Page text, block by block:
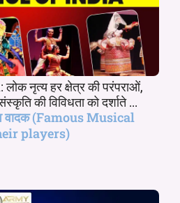
नृत्य हर क्षेत्र की परंपराओं,
की विविधता को दर्शाते ...
व वादक (Famous Musical
players)